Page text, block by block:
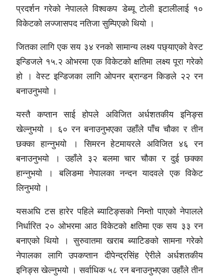
प्रदर्शन गरेको नेपालले विश्वकप डेब्यू टोली इटालीलाई १०
विकेटको लज्जासपद नतिजा सुम्पिएको थियो ।
जितका लागि एक सय ३४ रनको सामान्य लक्ष्य पछ्याएको वेस्ट
इन्डिजले १५.२ ओभरमा एक विकेटको क्षतिमा लक्ष्य पूरा गरेको
हो । वेस्ट इन्डिजका लागि ओपनर ब्रान्डन किङले २२ रन
बनाउनुभयो ।
यस्तै कप्तान साई होपले अविजित अर्धशतकीय इनिङ्स
खेल्नुभयो । ६० रन बनाउनुभएका उहाँले पाँच चौका र तीन
छक्का हान्नुभयो । सिमरन हेटमायरले अविजित ४६ रन
बनाउनुभयो । उहाँले ३२ बलमा चार चौका र दुई छक्का
हान्नुभयो । बलिङमा नेपालका नन्दन यादवले एक विकेट
लिनुभयो ।
यसअघि टस हारेर पहिले ब्याटिङ्सको निम्तो पाएको नेपालले
निर्धारित २० ओभरमा आठ विकेटको क्षतिमा एक सय ३३ रन
बनाएको थियो । सुरुवातमा खराब ब्याटिङको सामना गरेको
नेपालका लागि उपकप्तान दीपेन्द्रसिंह ऐरीले अर्धशतकीय
इनिङ्स खेल्नुभयो । सर्वाधिक ५८ रन बनाउनुभएका उहाँले तीन